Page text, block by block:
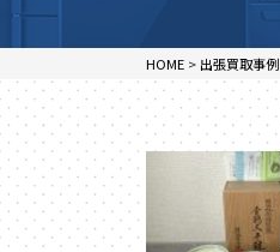
HOME > 出張買取事例